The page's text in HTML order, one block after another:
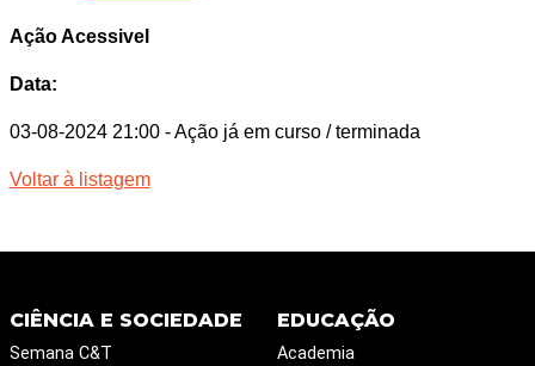
Ação Acessivel
Data:
03-08-2024 21:00 - Ação já em curso / terminada
Voltar à listagem
CIÊNCIA E SOCIEDADE
Semana C&T
EDUCAÇÃO
Academia